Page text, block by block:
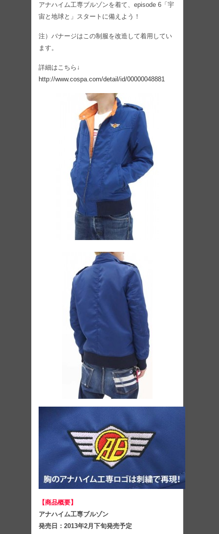
アナハイム工専ブルゾンを着て、episode 6「宇
宙と地球と」スタートに備えよう！
注）バナージはこの制服を改造して着用してい
ます。
詳細はこちら↓
http://www.cospa.com/detail/id/00000048881
【商品概要】
アナハイム工専ブルゾン
発売日：2013年2月下旬発売予定